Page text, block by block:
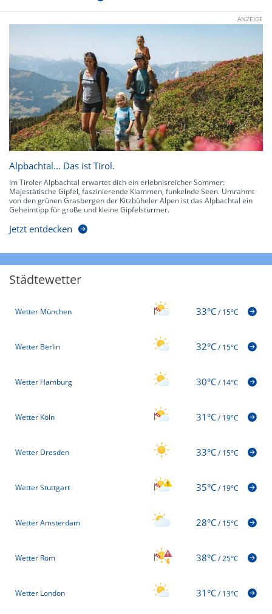
ANZEIGE
Alpbachtal… Das ist Tirol.
Im Tiroler Alpbachtal erwartet dich ein erlebnisreicher Sommer:
Majestätische Gipfel, faszinierende Klammen, funkelnde Seen. Umrahmt
von den grünen Grasbergen der Kitzbüheler Alpen ist das Alpbachtal ein
Geheimtipp für große und kleine Gipfelstürmer.
Jetzt entdecken
Städtewetter
Wetter München 33°C/15°C
Wetter Berlin 32°C/15°C
Wetter Hamburg 30°C/14°C
Wetter Köln 31°C/19°C
Wetter Dresden 33°C/15°C
Wetter Stuttgart 35°C/19°C
Wetter Amsterdam 28°C/15°C
Wetter Rom 38°C/25°C
Wetter London 31°C/13°C